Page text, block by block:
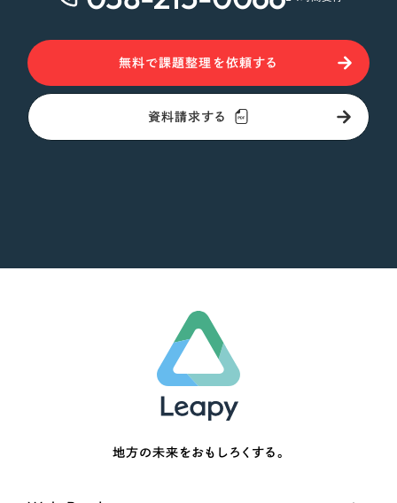
無料で課題整理を依頼する
資料請求する
地方の未来をおもしろくする。